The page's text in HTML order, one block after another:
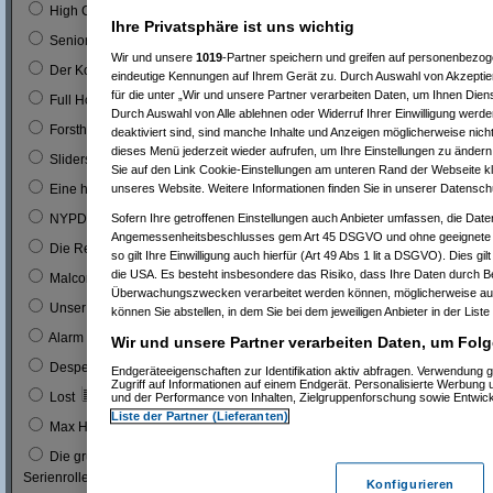
High Chaparal
Seniorenclub
Der Kopfgeldjäger (mit Steve McQueen)
Full House (mitn Joe Bologna) 0
Forsthaus Falkenau 0
Sliders 1 0 %
Eine himmlische Familie 1 0 %
NYPD Blue 0
Die Rettungsflieger 0
Malcom 9 3 %
Unser Charly 0
Alarm für Cobra 11 0
Desperate Housewives 1 %
Lost 7 3 %
Max Headroom
Die grüne Hornisse (Bruce Lee´s erste
Serienrolle...)
0
Ihre Privatsphäre ist uns wichtig
Wir und unsere 1019-Partner speichern und greifen auf
eindeutige Kennungen auf Ihrem Gerät zu. Durch Auswahl von
für die unter „Wir und unsere Partner verarbeiten Daten, um Ihnen
Durch Auswahl von Alle ablehnen oder Widerruf Ihrer Einwilligung
deaktiviert sind, sind manche Inhalte und Anzeigen möglicherweise
dieses Menü jederzeit wieder aufrufen, um Ihre Einstellungen zu
Sie auf den Link Cookie-Einstellungen am unteren Rand der Webseite
unseres Website. Weitere Informationen finden Sie in unserer
Sofern Ihre getroffenen Einstellungen auch Anbieter umfassen, die
Angemessenheitsbeschlusses gem Art 45 DSGVO und ohne
so gilt Ihre Einwilligung auch hierfür (Art 49 Abs 1 lit a DSGVO). Dies
die USA. Es besteht insbesondere das Risiko, dass Ihre Daten durch
Überwachungszwecken verarbeitet werden können, möglicherweise
können Sie abstellen, in dem Sie bei dem jeweiligen Anbieter in der
Wir und unsere Partner verarbeiten Daten, um
Endgeräteeigenschaften zur Identifikation aktiv abfragen. Verwendung
Zugriff auf Informationen auf einem Endgerät. Personalisierte Werbung
und der Performance von Inhalten, Zielgruppenforschung sowie
Liste der Partner (Lieferanten)
Konfigurieren